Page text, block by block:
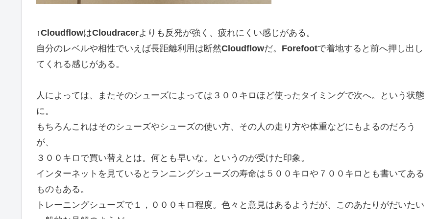
↑CloudflowはCloudracerよりも反発が強く、疲れにくい感じがある。
自分のレベルや相性でいえば長距離利用は断然Cloudflowだ。 Forefootで着地すると前へ押し出し
てくれる感じがある。
人によっては、またそのシューズによっては３００キロほど使ったタイミングで次へ。という状態
に。
もちろんこれはそのシューズやシューズの使い方、その人の走り方や体重などにもよるのだろう
が、
３００キロで買い替えとは。何とも早いな。というのが受けた印象。
インターネットを見ているとランニングシューズの寿命は５００キロや７００キロとも書いてある
ものもある。
トレーニングシューズで１，０００キロ程度。色々と意見はあるようだが、このあたりがだいたい